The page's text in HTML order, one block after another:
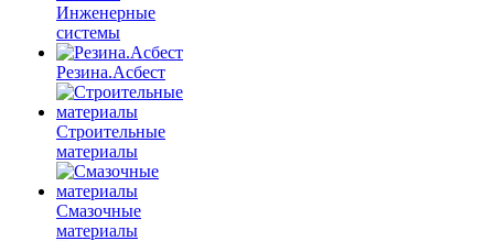
Инженерные
системы
Резина.Асбест
Строительные
материалы
Смазочные
материалы